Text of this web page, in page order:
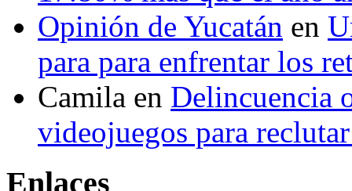
Opinión de Yucatán en
para para enfrentar los
Camila en Delincuencia
videojuegos para
Enlaces